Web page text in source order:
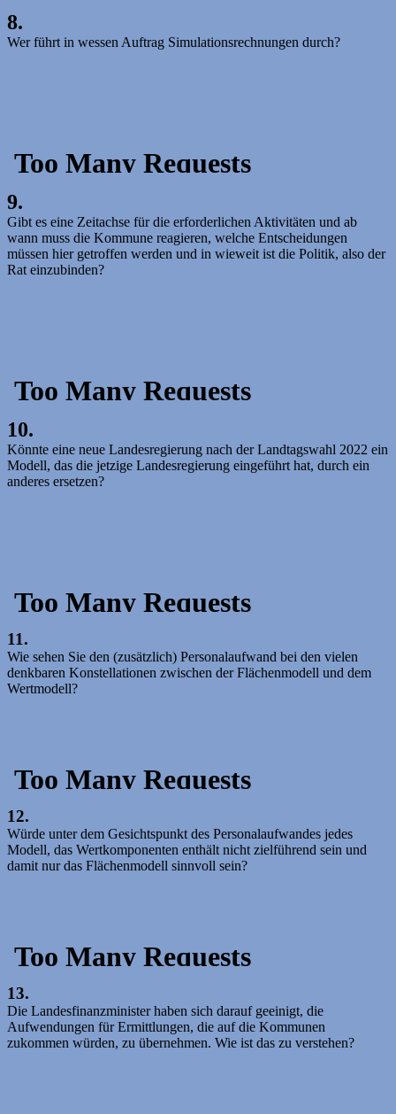
8.
Wer führt in wessen Auftrag Simulationsrechnungen durch?
9.
Gibt es eine Zeitachse für die erforderlichen Aktivitäten und ab
wann muss die Kommune reagieren, welche Entscheidungen
müssen hier getroffen werden und in wieweit ist die Politik, also der
Rat einzubinden?
10.
Könnte eine neue Landesregierung nach der Landtagswahl 2022 ein
Modell, das die jetzige Landesregierung eingeführt hat, durch ein
anderes ersetzen?
11.
Wie sehen Sie den (zusätzlich) Personalaufwand bei den vielen
denkbaren Konstellationen zwischen der Flächenmodell und dem
Wertmodell?
12.
Würde unter dem Gesichtspunkt des Personalaufwandes jedes
Modell, das Wertkomponenten enthält nicht zielführend sein und
damit nur das Flächenmodell sinnvoll sein?
13.
Die Landesfinanzminister haben sich darauf geeinigt, die
Aufwendungen für Ermittlungen, die auf die Kommunen
zukommen würden, zu übernehmen. Wie ist das zu verstehen?